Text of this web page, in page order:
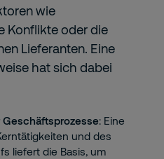
wie
Konflikte oder die
Lieferanten. Eine
hat sich dabei
: Eine
und des
liefert die Basis, um